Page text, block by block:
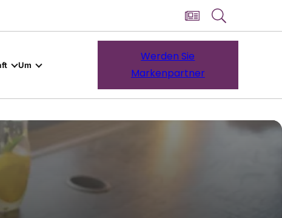
Um
Werden Sie
Markenpartner